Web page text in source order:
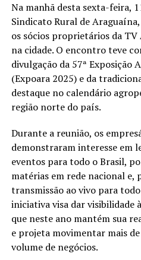
Na manhã desta sexta-feira,
Sindicato Rural de
os sócios proprietários da TV
na cidade. O encontro teve
divulgação da 57ª Exposição
(Expoara 2025) e da
destaque no calendário
região norte do país.
Durante a reunião, os
demonstraram interesse em
eventos para todo o Brasil,
matérias em rede nacional e,
transmissão ao vivo para
iniciativa visa dar visibilidade
que neste ano mantém sua
e projeta movimentar mais
volume de negócios.